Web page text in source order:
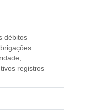
débitos
registros